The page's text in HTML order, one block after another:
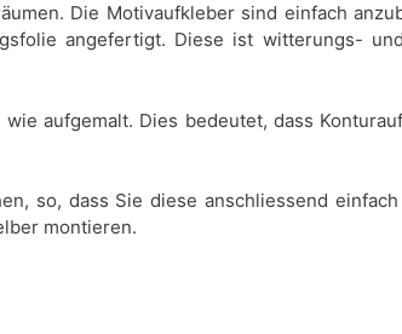
Die Motivaufkleber sind einfach
angefertigt. Diese ist witterungs-
aufgemalt. Dies bedeutet, dass
so, dass Sie diese anschliessend
montieren.